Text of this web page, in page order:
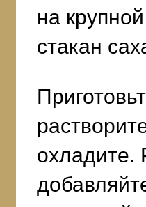
на
стакан
охладите.